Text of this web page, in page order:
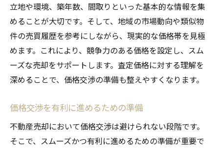
立地や環境、築年数、間取りといった基本的な情報を集
めることが大切です。そして、地域の市場動向や類似物
件の売買履歴を参考にしながら、現実的な価格帯を見極
めます。これにより、競争力のある価格を設定し、スム
ーズな売却をサポートします。査定価格に対する理解を
深めることで、価格交渉の準備も整えやすくなります。
価格交渉を有利に進めるための準備
不動産売却において価格交渉は避けられない段階です。
そこで、スムーズかつ有利に進めるための準備が重要で